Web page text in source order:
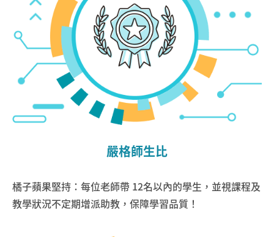
嚴格師生比
橘子蘋果堅持：每位老師帶 12名以內的學生，並視課程及
教學狀況不定期增派助教，保障學習品質！